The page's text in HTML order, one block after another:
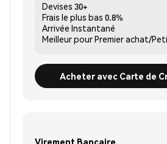
Devises 30+
Frais le plus bas 0.8%
Arrivée Instantané
Meilleur pourPremier achat/
Acheter avec Carte de
Virement Bancaire